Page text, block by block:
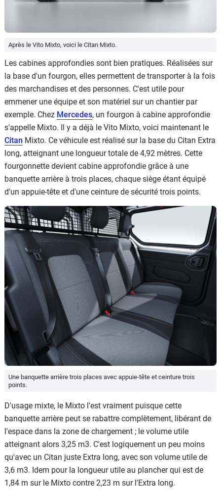
Après le Vito Mixto, voici le Citan Mixto.
Les cabines approfondies sont bien pratiques. Réalisées sur
la base d'un fourgon, elles permettent de transporter à la fois
des marchandises et des personnes. C'est utile pour
emmener une équipe et son matériel sur un chantier par
exemple. Chez Mercedes, un fourgon à cabine approfondie
s'appelle Mixto. Il y a déjà le Vito Mixto, voici maintenant le
Citan Mixto. Ce véhicule est réalisé sur la base du Citan Extra
long, atteignant une longueur totale de 4,92 mètres. Cette
fourgonnette devient cabine approfondie grâce à une
banquette arrière à trois places, chaque siège étant équipé
d'un appuie-tête et d'une ceinture de sécurité trois points.
Une banquette arrière trois places avec appuie-tête et ceinture trois
points.
D'usage mixte, le Mixto l'est vraiment puisque cette
banquette arrière peut se rabattre complètement, libérant de
l'espace dans la zone de chargement ; le volume utile
atteignant alors 3,25 m3. C'est logiquement un peu moins
qu'avec un Citan juste Extra long, avec son volume utile de
3,6 m3. Idem pour la longueur utile au plancher qui est de
1,84 m sur le Mixto contre 2,23 m sur l'Extra long.